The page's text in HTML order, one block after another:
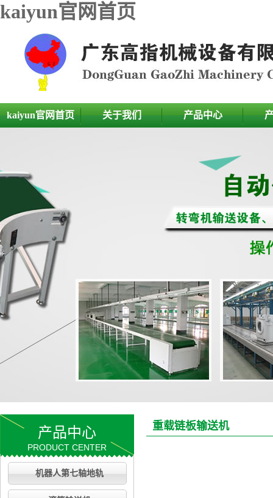
kaiyun官网首页
kaiyun官网首页 关于我们 产品中心
产品中心
PRODUCT CENTER
机器人第七轴地轨
重载链板输送机